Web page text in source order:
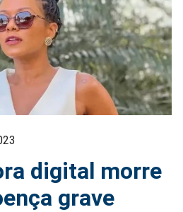
digital morre
grave